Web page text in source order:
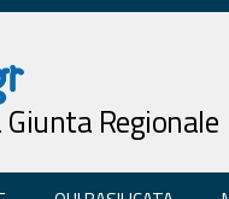
Regionale